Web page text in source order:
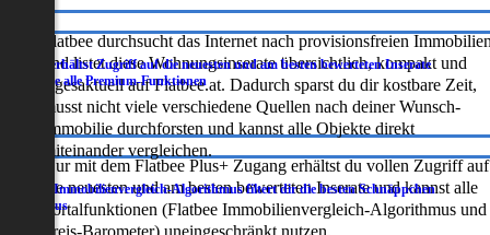
Flatbee durchsucht das Internet nach provisionsfreien
und listet diese Wohnungsinserate übersichtlich, kompakt und
tagesaktuell auf Flatbee.at. Dadurch sparst du dir kostbare Zeit,
musst nicht viele verschiedene Quellen nach deiner Wunsch-
Immobilie durchforsten und kannst alle Objekte direkt
miteinander vergleichen.
Du erhältst Zugriff auf die neuesten und am besten bewerteten Inserate
sowie alle Premium-Funktionen
Nur mit dem Flatbee Plus+ Zugang erhältst du vollen Zugriff auf
die neuesten und am besten bewerteten Inserate und kannst alle
Portalfunktionen (Flatbee Immobilienvergleich-Algorithmus und
Der Immobilienvergleich-Algorithmus filtert dir die besten Schnäppchen
heraus